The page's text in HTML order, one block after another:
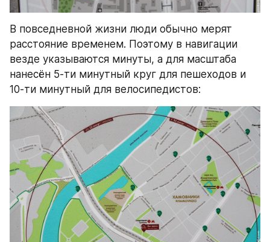
В повседневной жизни люди обычно мерят
расстояние временем. Поэтому в навигации
везде указываются минуты, а для масштаба
нанесён 5-ти минутный круг для пешеходов и
10-ти минутный для велосипедистов: